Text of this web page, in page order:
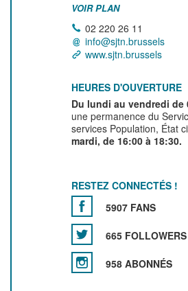
VOIR PLAN
02 220 26 11
info@sjtn.brussels
www.sjtn.brussels
HEURES D'OUVERTURE
Du lundi au vendredi de
une permanence du
services Population, État
mardi, de 16:00 à 18:30.
RESTEZ CONNECTÉS !
5907 FANS
665 FOLLOWERS
958 ABONNÉS